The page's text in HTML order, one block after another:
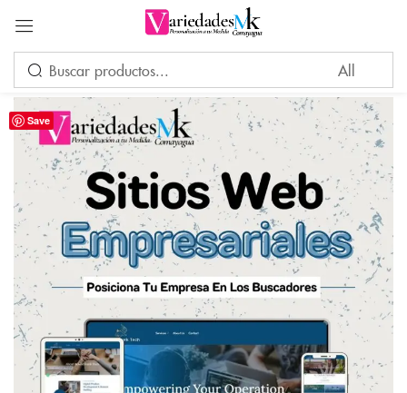
Save
Acceder
Por favor, introduce una respuesta en dígitos:
5 × cinco =
Recuérdame ¿Ha perdido su contraseña?
INICIAR SESIÓN
CREAR UNA CUENTA